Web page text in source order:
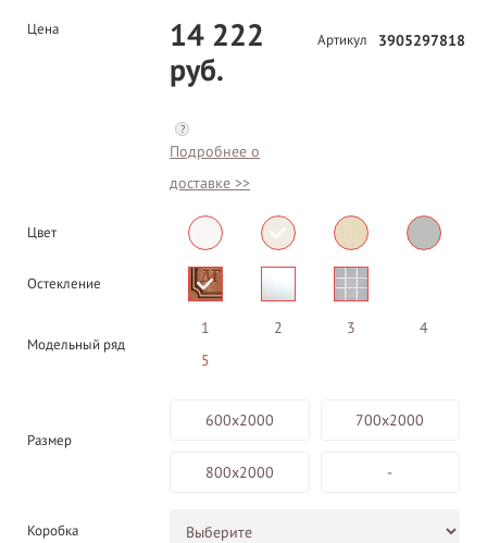
Цена
14 222
руб.
?
Подробнее о
доставке >>
Артикул 3905297818
Цвет
Остекление
Модельный ряд
1 2 3
4
5
Размер
600х2000 700х2000
800х2000 -
Коробка